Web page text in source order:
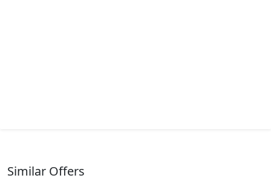
Similar Offers